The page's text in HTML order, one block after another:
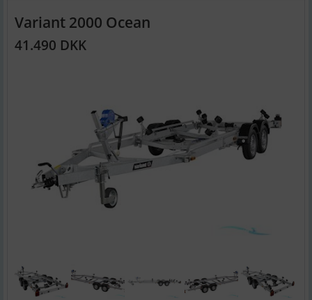
Variant 2000 Ocean
41.490 DKK